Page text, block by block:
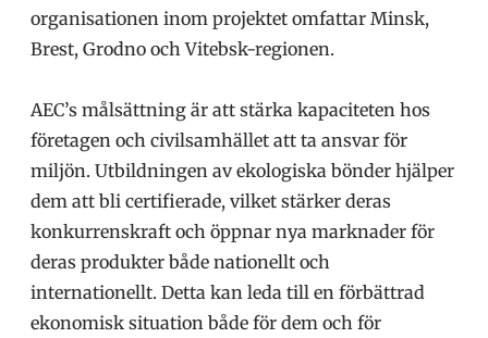
organisationen inom projektet omfattar Minsk,
Brest, Grodno och Vitebsk-regionen.
AEC’s målsättning är att stärka kapaciteten hos
företagen och civilsamhället att ta ansvar för
miljön. Utbildningen av ekologiska bönder hjälper
dem att bli certifierade, vilket stärker deras
konkurrenskraft och öppnar nya marknader för
deras produkter både nationellt och
internationellt. Detta kan leda till en förbättrad
ekonomisk situation både för dem och för